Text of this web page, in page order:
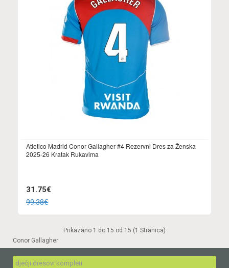
Atletico Madrid Conor Gallagher #4 Rezervni Dres za Ženska
2025-26 Kratak Rukavima
31.75€
99.38€
Prikazano 1 do 15 od 15 (1 Stranica)
Conor Gallagher
dječji dresovi kompleti